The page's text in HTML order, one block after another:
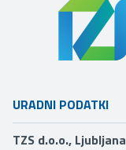
URADNI PODATKI
TZS d.o.o., Ljubljana